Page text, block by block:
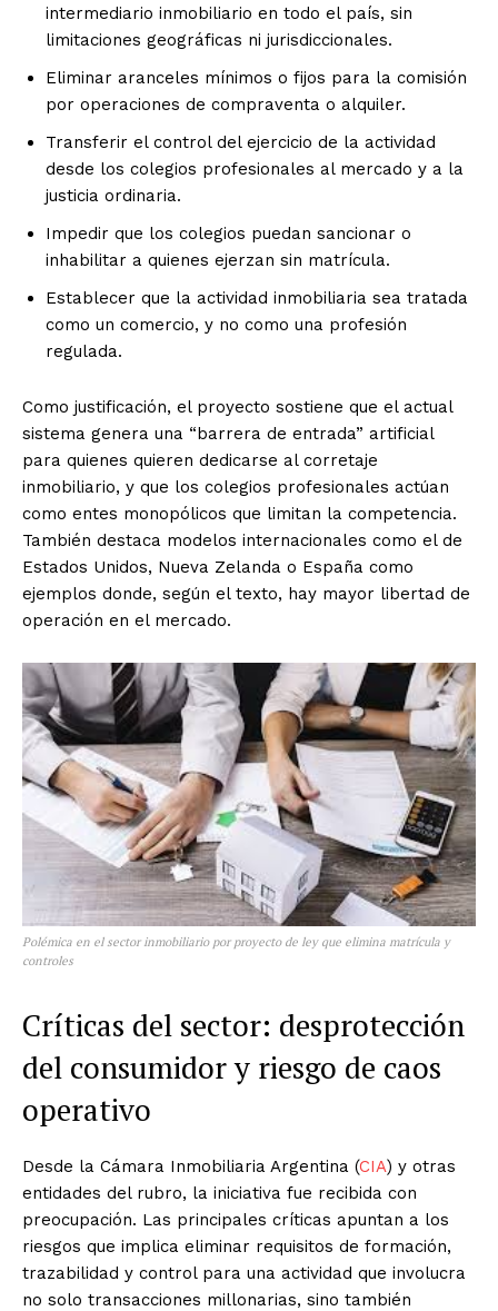
intermediario inmobiliario en todo el país, sin
limitaciones geográficas ni jurisdiccionales.
Eliminar aranceles mínimos o fijos para la comisión
por operaciones de compraventa o alquiler.
Transferir el control del ejercicio de la actividad
desde los colegios profesionales al mercado y a la
justicia ordinaria.
Impedir que los colegios puedan sancionar o
inhabilitar a quienes ejerzan sin matrícula.
Establecer que la actividad inmobiliaria sea tratada
como un comercio, y no como una profesión
regulada.
Como justificación, el proyecto sostiene que el actual
sistema genera una “barrera de entrada” artificial
para quienes quieren dedicarse al corretaje
inmobiliario, y que los colegios profesionales actúan
como entes monopólicos que limitan la competencia.
También destaca modelos internacionales como el de
Estados Unidos, Nueva Zelanda o España como
ejemplos donde, según el texto, hay mayor libertad de
operación en el mercado.
Polémica en el sector inmobiliario por proyecto de ley que elimina matrícula y
controles
Críticas del sector: desprotección
del consumidor y riesgo de caos
operativo
Desde la Cámara Inmobiliaria Argentina (CIA) y otras
entidades del rubro, la iniciativa fue recibida con
preocupación. Las principales críticas apuntan a los
riesgos que implica eliminar requisitos de formación,
trazabilidad y control para una actividad que involucra
no solo transacciones millonarias, sino también